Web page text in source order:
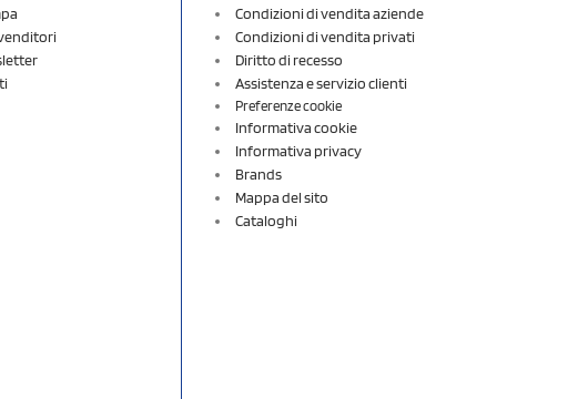
Condizioni di vendita aziende
Condizioni di vendita privati
Diritto di recesso
Assistenza e servizio clienti
Preferenze cookie
Informativa cookie
Informativa privacy
Brands
Mappa del sito
Cataloghi